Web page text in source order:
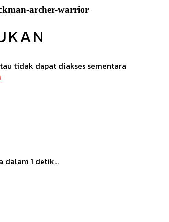
archer-warrior
tidak dapat diakses sementara.
dalam 1 detik...